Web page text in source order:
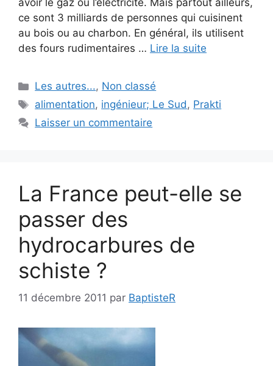
avoir le gaz ou l’électricité. Mais partout ailleurs,
ce sont 3 milliards de personnes qui cuisinent
au bois ou au charbon. En général, ils utilisent
des fours rudimentaires … Lire la suite
Catégories
Les autres..., Non classé
Étiquettes
alimentation, ingénieur; Le Sud, Prakti
Laisser un commentaire
La France peut-elle se
passer des
hydrocarbures de
schiste ?
11 décembre 2011 par BaptisteR